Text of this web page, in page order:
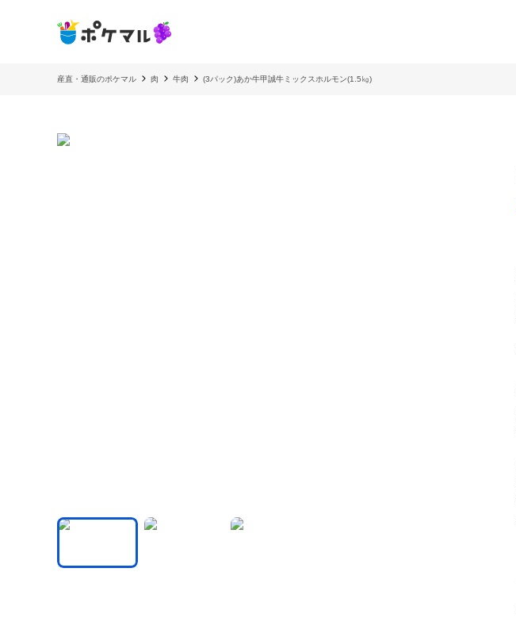
産直・通販のポケマル 肉 牛肉 (3パック)あか牛甲誠牛ミックスホルモン(1.5㎏)